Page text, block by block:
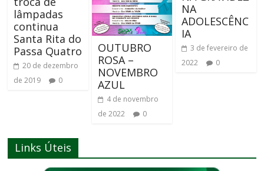
lâmpadas
continua
Santa Rita do
Passa Quatro
20 de dezembro
de 2019
0
OUTUBRO
ROSA –
NOVEMBRO
AZUL
4 de novembro
de 2022
0
NA
ADOLESCÊNC
IA
3 de fevereiro de
2022
0
Links Úteis